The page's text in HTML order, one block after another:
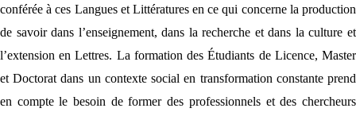
conférée à ces Langues et Littératures en ce qui concerne la production
de savoir dans l’enseignement, dans la recherche et dans la culture et
l’extension en Lettres. La formation des Étudiants de Licence, Master
et Doctorat dans un contexte social en transformation constante prend
en compte le besoin de former des professionnels et des chercheurs